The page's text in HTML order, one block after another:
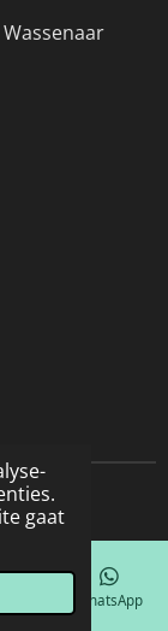
gaat
WhatsApp